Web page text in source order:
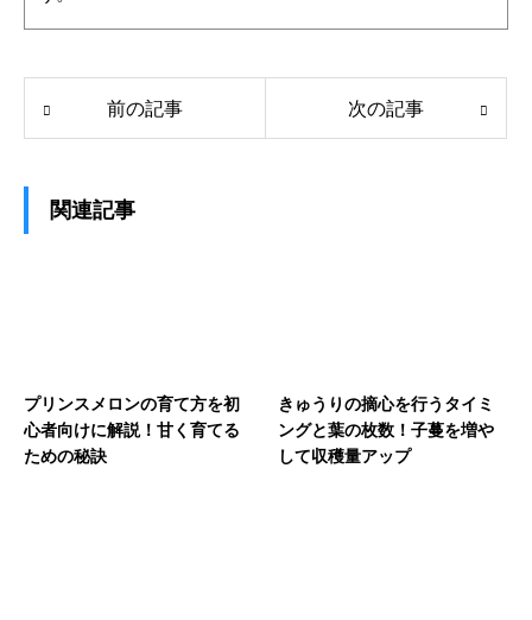
前の記事 次の記事
関連記事
プリンスメロンの育て方を初
心者向けに解説！甘く育てる
ための秘訣
きゅうりの摘心を行うタイミ
ングと葉の枚数！子蔓を増や
して収穫量アップ